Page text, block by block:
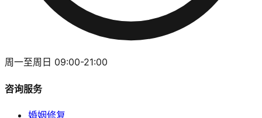
周一至周日 09:00-21:00
咨询服务
婚姻修复